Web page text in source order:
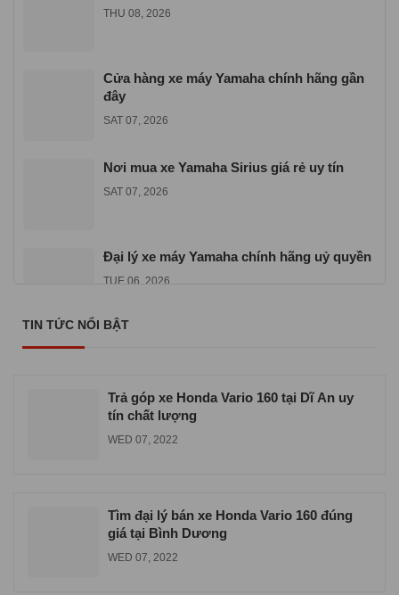
THU 08, 2026
Cửa hàng xe máy Yamaha chính hãng gần
đây
SAT 07, 2026
Nơi mua xe Yamaha Sirius giá rẻ uy tín
SAT 07, 2026
Đại lý xe máy Yamaha chính hãng uỷ quyền
TUE 06, 2026
TIN TỨC NỔI BẬT
Trả góp xe Honda Vario 160 tại Dĩ An uy
tín chất lượng
WED 07, 2022
Tìm đại lý bán xe Honda Vario 160 đúng
giá tại Bình Dương
WED 07, 2022